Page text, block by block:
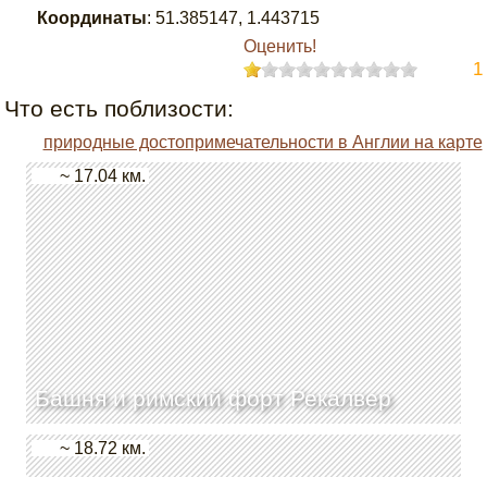
Координаты: 51.385147, 1.443715
Оценить!
1
Что есть поблизости:
природные достопримечательности в Англии на карте
Башня и римский форт Рекалвер
~ 17.04 км.
~ 18.72 км.